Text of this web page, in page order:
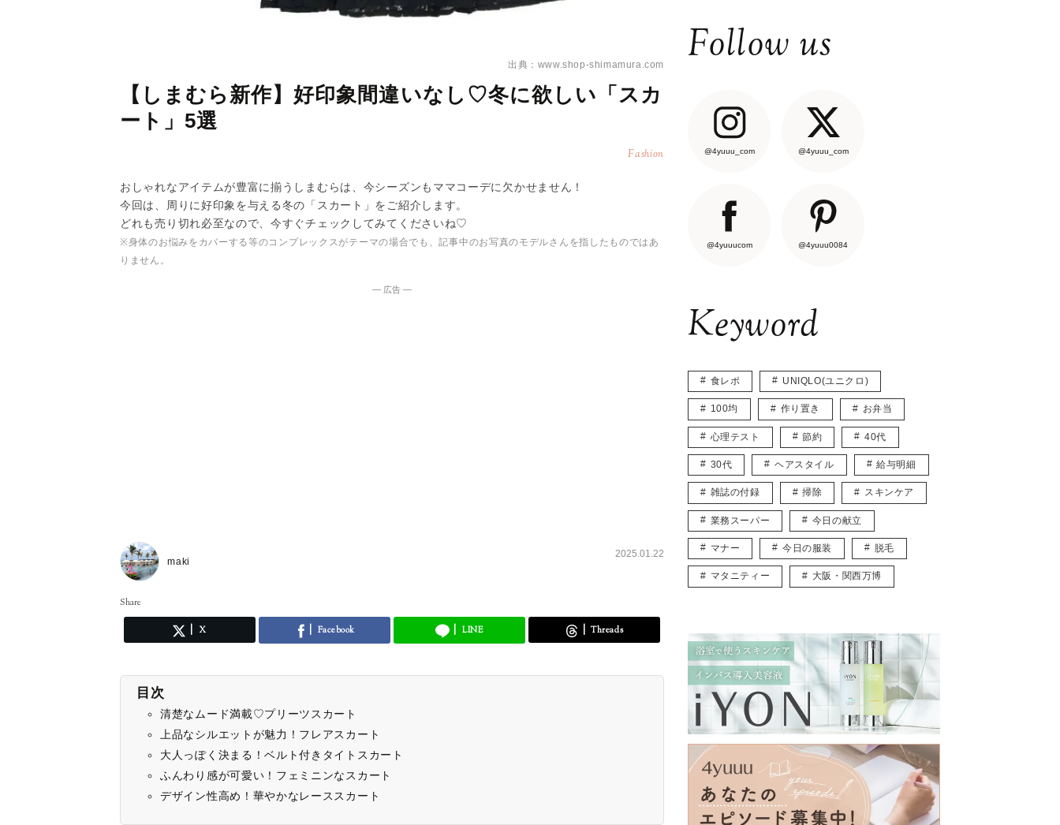
出典：www.shop-shimamura.com
【しまむら新作】好印象間違いなし♡冬に欲しい「スカ
ート」5選
Fashion
おしゃれなアイテムが豊富に揃うしまむらは、今シーズンもママコーデに欠かせません！
今回は、周りに好印象を与える冬の「スカート」をご紹介します。
どれも売り切れ必至なので、今すぐチェックしてみてくださいね♡
※身体のお悩みをカバーする等のコンプレックスがテーマの場合でも、記事中のお写真のモデルさんを指したものではあ
りません。
― 広告 ―
maki
2025.01.22
Share
X Facebook LINE Threads
目次
清楚なムード満載♡プリーツスカート
上品なシルエットが魅力！フレアスカート
大人っぽく決まる！ベルト付きタイトスカート
ふんわり感が可愛い！フェミニンなスカート
デザイン性高め！華やかなレーススカート
Follow us
@4yuuu_com @4yuuu_com
@4yuuucom @4yuuu0084
Keyword
食レポ UNIQLO(ユニクロ)
100均 作り置き お弁当
心理テスト 節約 40代
30代 ヘアスタイル 給与明細
雑誌の付録 掃除 スキンケア
業務スーパー 今日の献立
マナー 今日の服装 脱毛
マタニティー 大阪・関西万博